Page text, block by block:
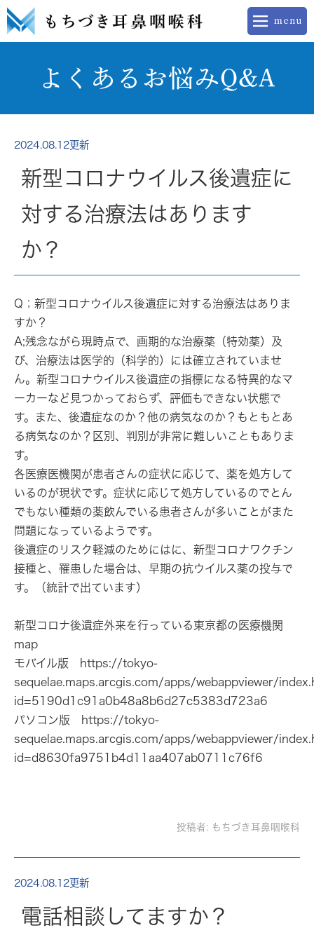
よくあるお悩みQ&A
2024.08.12更新
新型コロナウイルス後遺症に
対する治療法はあります
か？
Q； 新型コロナウイルス後遺症に対する治療法はありま
すか？
A;残念ながら現時点で、画期的な治療薬（特効薬）及
び、治療法は医学的（科学的）には確立されていませ
ん。 新型コロナウイルス後遺症の指標になる特異的なマ
ーカーなど見つかっておらず、評価もできない状態で
す。また、後遺症なのか？他の病気なのか？もともとあ
る病気なのか？区別、判別が非常に難しいこともありま
す。
各医療医機関が患者さんの症状に応じて、薬を処方して
いるのが現状です。症状に応じて処方しているのでとん
でもない種類の薬飲んでいる患者さんが多いことがまた
問題になっているようです。
後遺症のリスク軽減のためにはに、新型コロナワクチン
接種と、罹患した場合は、早期の抗ウイルス薬の投与で
す。（統計で出ています）
新型コロナ後遺症外来を行っている東京都の医療機関
map
モバイル版 https://tokyo-
sequelae.maps.arcgis.com/apps/webappviewer/
id=5190d1c91a0b48a8b6d27c5383d723a6
パソコン版 https://tokyo-
sequelae.maps.arcgis.com/apps/webappviewer/
id=d8630fa9751b4d11aa407ab0711c76f6
投稿者: もちづき耳鼻咽喉科
2024.08.12更新
電話相談してますか？